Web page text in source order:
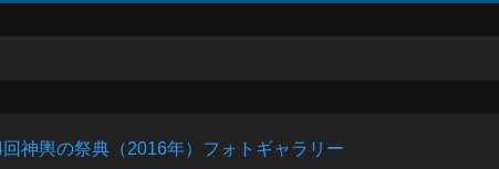
神輿の祭典（2016年）フォトギャラリー